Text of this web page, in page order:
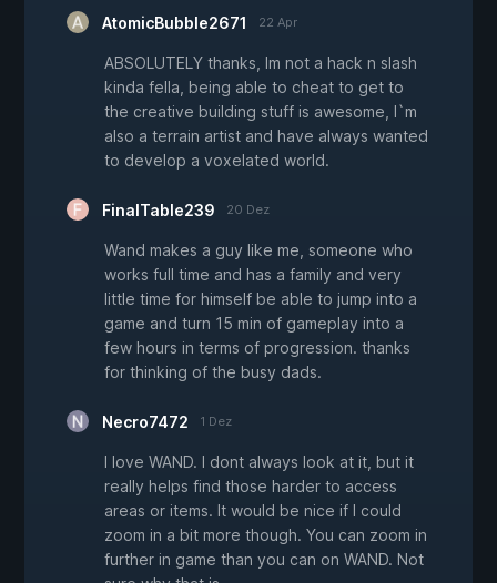
AtomicBubble2671 22 Apr
ABSOLUTELY thanks, Im not a hack n slash
kinda fella, being able to cheat to get to
the creative building stuff is awesome, I`m
also a terrain artist and have always wanted
to develop a voxelated world.
FinalTable239 20 Dez
Wand makes a guy like me, someone who
works full time and has a family and very
little time for himself be able to jump into a
game and turn 15 min of gameplay into a
few hours in terms of progression. thanks
for thinking of the busy dads.
Necro7472 1 Dez
I love WAND. I dont always look at it, but it
really helps find those harder to access
areas or items. It would be nice if I could
zoom in a bit more though. You can zoom in
further in game than you can on WAND. Not